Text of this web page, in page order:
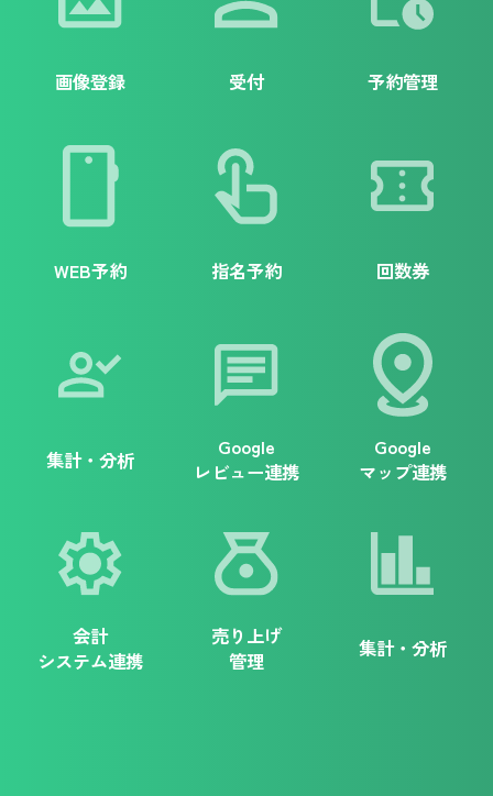
画像登録 受付 予約管理
WEB予約 指名予約 回数券
集計・分析
Google
レビュー連携
Google
マップ連携
会計
システム連携
売り上げ
管理
集計・分析